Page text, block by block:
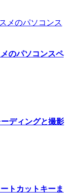
のパソコンスペ
ディングと撮影
トカットキーま